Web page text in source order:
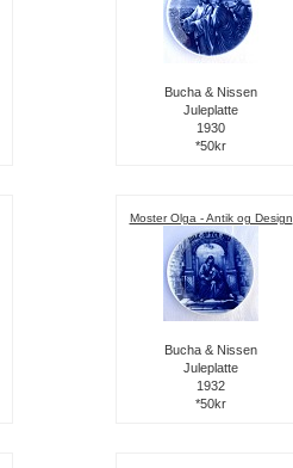
Bucha & Nissen
Juleplatte
1930
*50kr
Moster Olga - Antik og Design
Bucha & Nissen
Juleplatte
1932
*50kr